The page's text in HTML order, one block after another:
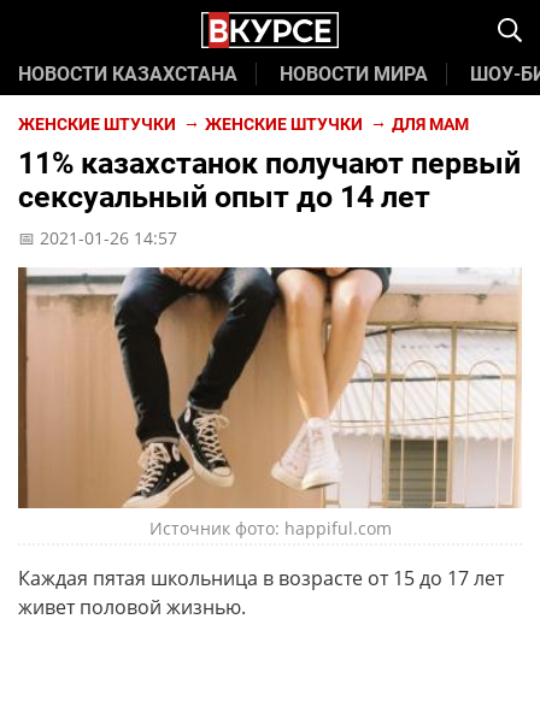
НОВОСТИ КАЗАХСТАНА НОВОСТИ МИРА ШОУ-
ЖЕНСКИЕ ШТУЧКИ ЖЕНСКИЕ ШТУЧКИ ДЛЯ МАМ
11% казахстанок получают первый
сексуальный опыт до 14 лет
📅 2021-01-26 14:57
Источник фото: happiful.com
Каждая пятая школьница в возрасте от 15 до 17 лет
живет половой жизнью.